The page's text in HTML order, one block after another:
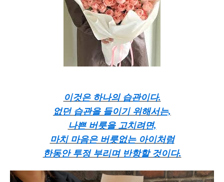
이것은 하나의 습관이다.
없던 습관을 들이기 위해서는,
나쁜 버릇을 고치려면,
마치 마음은 버릇없는 아이처럼
한동안 투정 부리며 반항할 것이다.